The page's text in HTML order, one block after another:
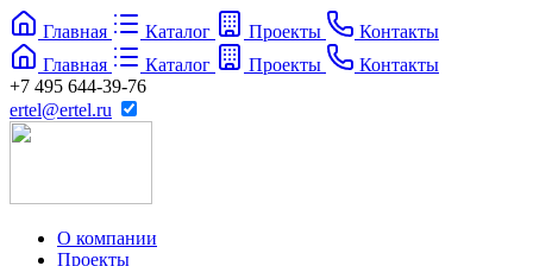
Главная Каталог Проекты
Контакты
Главная
Каталог Проекты
Контакты
+7 495 644-39-76
ertel@ertel.ru
О компании
Проекты